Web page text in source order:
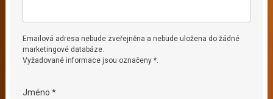
Emailová adresa nebude zveřejněna a nebude uložena do žádné
marketingové databáze.
Vyžadované informace jsou označeny *.
Jméno *